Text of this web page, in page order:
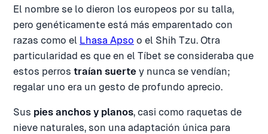
El nombre se lo dieron los europeos por su talla,
pero genéticamente está más emparentado con
razas como el Lhasa Apso o el Shih Tzu. Otra
particularidad es que en el Tíbet se consideraba que
estos perros traían suerte y nunca se vendían;
regalar uno era un gesto de profundo aprecio.
Sus pies anchos y planos, casi como raquetas de
nieve naturales, son una adaptación única para